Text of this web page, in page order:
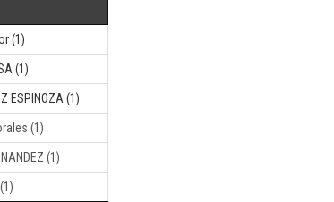
(1)
(1)
ESPINOZA (1)
(1)
(1)